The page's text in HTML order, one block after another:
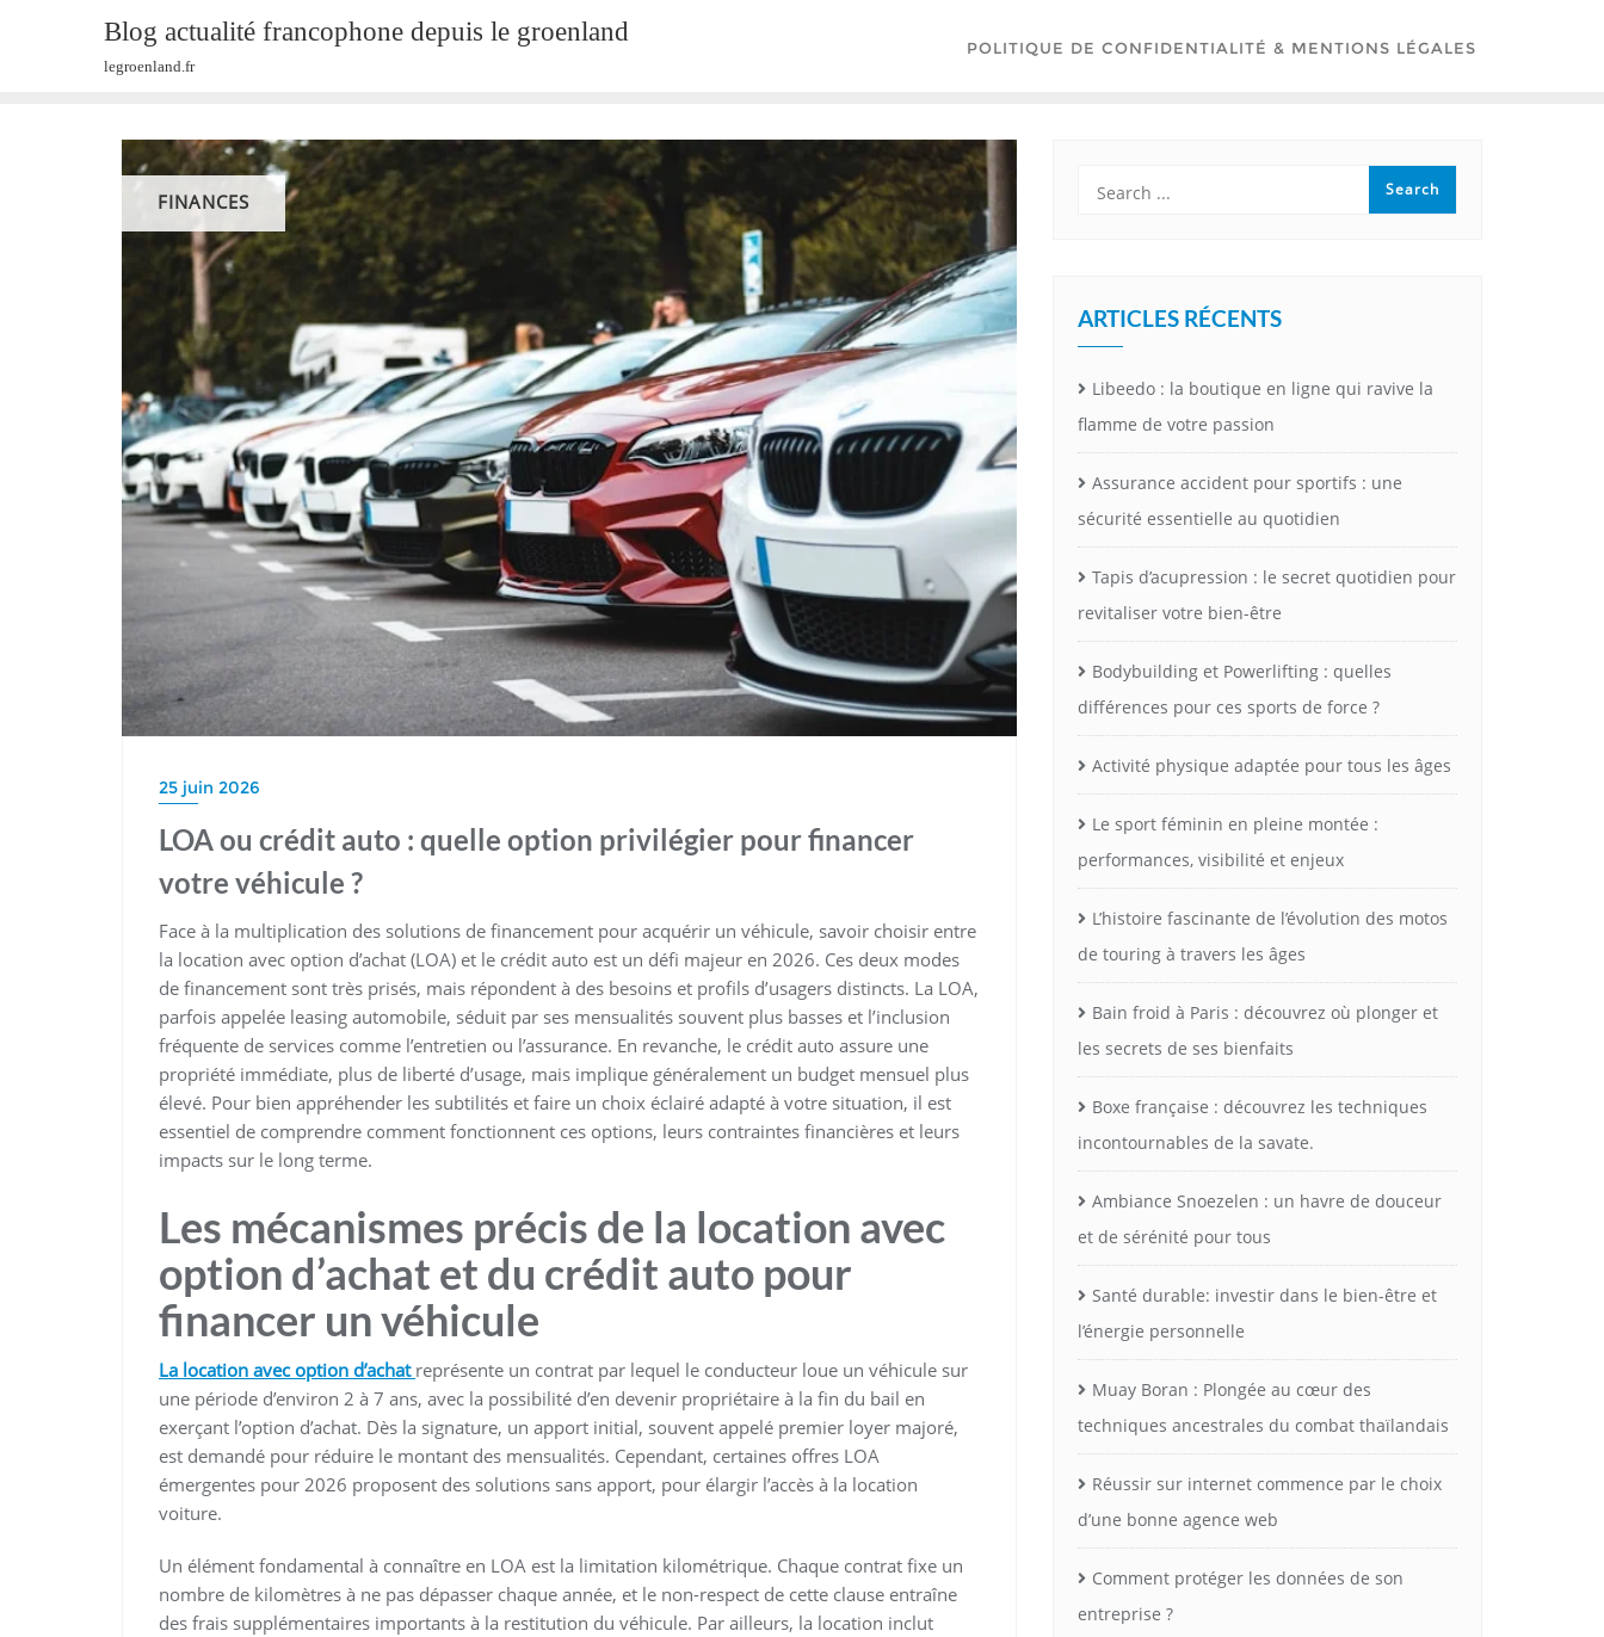
Blog actualité francophone depuis le groenland
legroenland.fr
POLITIQUE DE CONFIDENTIALITÉ & MENTIONS LÉGALES
FINANCES
25 juin 2026
LOA ou crédit auto : quelle option privilégier pour financer
votre véhicule ?
Face à la multiplication des solutions de financement pour acquérir un véhicule, savoir choisir entre
la location avec option d’achat (LOA) et le crédit auto est un défi majeur en 2026. Ces deux modes
de financement sont très prisés, mais répondent à des besoins et profils d’usagers distincts. La LOA,
parfois appelée leasing automobile, séduit par ses mensualités souvent plus basses et l’inclusion
fréquente de services comme l’entretien ou l’assurance. En revanche, le crédit auto assure une
propriété immédiate, plus de liberté d’usage, mais implique généralement un budget mensuel plus
élevé. Pour bien appréhender les subtilités et faire un choix éclairé adapté à votre situation, il est
essentiel de comprendre comment fonctionnent ces options, leurs contraintes financières et leurs
impacts sur le long terme.
Les mécanismes précis de la location avec
option d’achat et du crédit auto pour
financer un véhicule
La location avec option d’achat représente un contrat par lequel le conducteur loue un véhicule sur
une période d’environ 2 à 7 ans, avec la possibilité d’en devenir propriétaire à la fin du bail en
exerçant l’option d’achat. Dès la signature, un apport initial, souvent appelé premier loyer majoré,
est demandé pour réduire le montant des mensualités. Cependant, certaines offres LOA
émergentes pour 2026 proposent des solutions sans apport, pour élargir l’accès à la location
voiture.
Un élément fondamental à connaître en LOA est la limitation kilométrique. Chaque contrat fixe un
nombre de kilomètres à ne pas dépasser chaque année, et le non-respect de cette clause entraîne
des frais supplémentaires importants à la restitution du véhicule. Par ailleurs, la location inclut
ARTICLES RÉCENTS
Libeedo : la boutique en ligne qui ravive la
flamme de votre passion
Assurance accident pour sportifs : une
sécurité essentielle au quotidien
Tapis d’acupression : le secret quotidien pour
revitaliser votre bien-être
Bodybuilding et Powerlifting : quelles
différences pour ces sports de force ?
Activité physique adaptée pour tous les âges
Le sport féminin en pleine montée :
performances, visibilité et enjeux
L’histoire fascinante de l’évolution des motos
de touring à travers les âges
Bain froid à Paris : découvrez où plonger et
les secrets de ses bienfaits
Boxe française : découvrez les techniques
incontournables de la savate.
Ambiance Snoezelen : un havre de douceur
et de sérénité pour tous
Santé durable: investir dans le bien-être et
l’énergie personnelle
Muay Boran : Plongée au cœur des
techniques ancestrales du combat thaïlandais
Réussir sur internet commence par le choix
d’une bonne agence web
Comment protéger les données de son
entreprise ?